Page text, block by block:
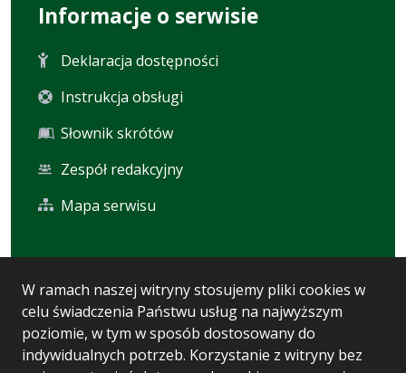
W ramach naszej witryny stosujemy pliki cookies w
celu świadczenia Państwu usług na najwyższym
poziomie, w tym w sposób dostosowany do
indywidualnych potrzeb. Korzystanie z witryny bez
Informacje o serwisie
Deklaracja dostępności
Instrukcja obsługi
Słownik skrótów
Zespół redakcyjny
Mapa serwisu
Statystyki oglądalności
Ostatnio dodane